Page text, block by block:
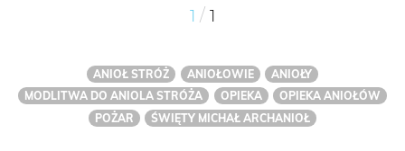
1 / 1
ANIOŁ STRÓŻ ANIOŁOWIE
ANIOŁY
MODLITWA DO ANIOLA STRÓŻA
OPIEKA
OPIEKA ANIOŁÓW
POŻAR
ŚWIĘTY MICHAŁ ARCHANIOŁ